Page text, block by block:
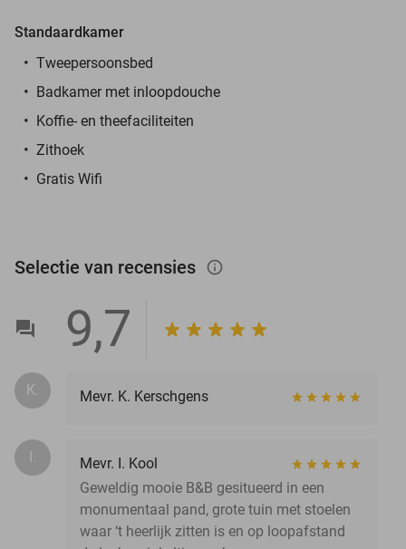
Standaardkamer
Tweepersoonsbed
Badkamer met inloopdouche
Koffie- en theefaciliteiten
Zithoek
Gratis Wifi
Selectie van recensies info_outlined
9,7
K. Mevr. K. Kerschgens
I.
Mevr. I. Kool
Geweldig mooie B&B gesitueerd in een
monumentaal pand, grote tuin met stoelen
waar ‘t heerlijk zitten is en op loopafstand